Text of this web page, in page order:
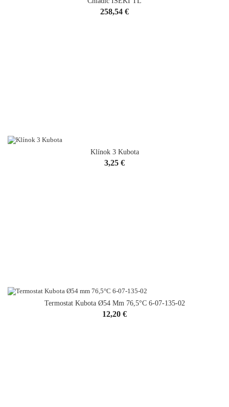
Cena
258,54 €
Klínok 3 Kubota
Cena
3,25 €
Termostat Kubota Ø54 Mm 76,5°C 6-07-135-02
Cena
12,20 €